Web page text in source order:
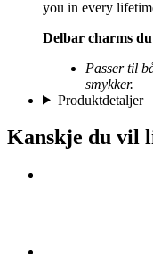
you in every
Delbar charms
Passer til
smykker.
Produktdetaljer
Kanskje du vil